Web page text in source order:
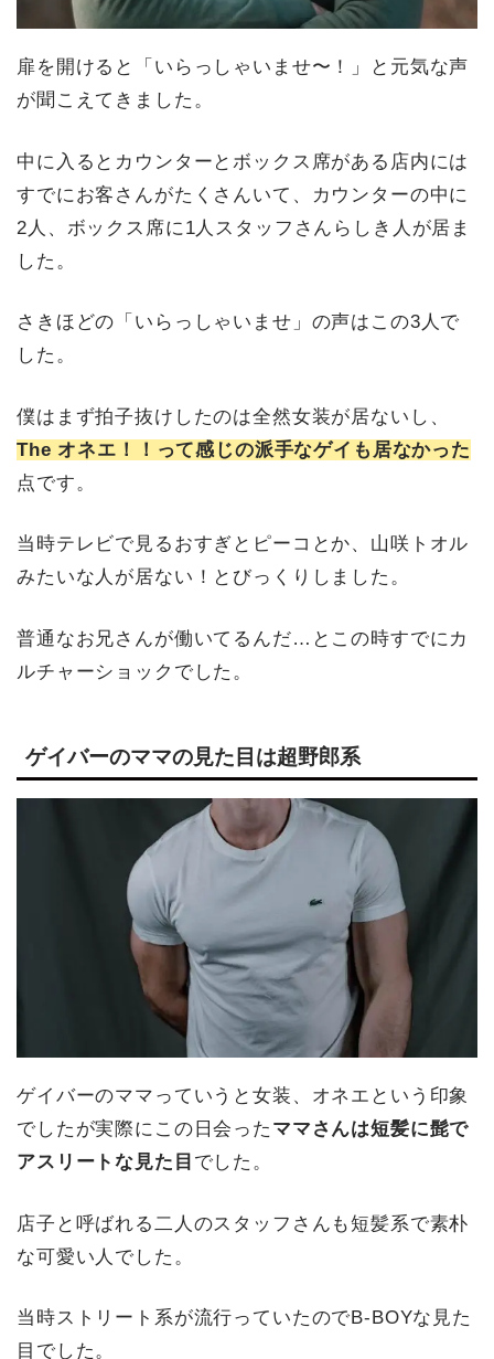
扉を開けると「いらっしゃいませ〜！」と元気な声
が聞こえてきました。
中に入るとカウンターとボックス席がある店内には
すでにお客さんがたくさんいて、カウンターの中に
2人、ボックス席に1人スタッフさんらしき人が居ま
した。
さきほどの「いらっしゃいませ」の声はこの3人で
した。
僕はまず拍子抜けしたのは全然女装が居ないし、
The オネエ！！って感じの派手なゲイも居なかった
点です。
当時テレビで見るおすぎとピーコとか、山咲トオル
みたいな人が居ない！とびっくりしました。
普通なお兄さんが働いてるんだ…とこの時すでにカ
ルチャーショックでした。
ゲイバーのママの見た目は超野郎系
ゲイバーのママっていうと女装、オネエという印象
でしたが実際にこの日会った ママさんは短髪に髭で
アスリートな見た目 でした。
店子と呼ばれる二人のスタッフさんも短髪系で素朴
な可愛い人でした。
当時ストリート系が流行っていたのでB-BOYな見た
目でした。